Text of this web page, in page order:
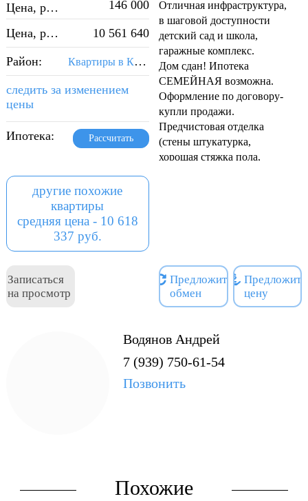
Цена, руб./м 146 000
Цена, руб.: 10 561 640
Район: Квартиры в Кировском районе Самары
следить за изменением
цены
Ипотека: Рассчитать
другие похожие
квартиры
средняя цена - 10 618
337 руб.
Записаться
на просмотр
Отличная инфраструктура,
в шаговой доступности
детский сад и школа,
гаражные комплекс.
Дом сдан! Ипотека
СЕМЕЙНАЯ возможна.
Оформление по договору-
купли продажи.
Предчистовая отделка
(стены штукатурка,
хорошая стяжка пола,
Предложить
обмен
Предложить
цену
Водянов Андрей
7 (939) 750-61-54
Позвонить
Похожие